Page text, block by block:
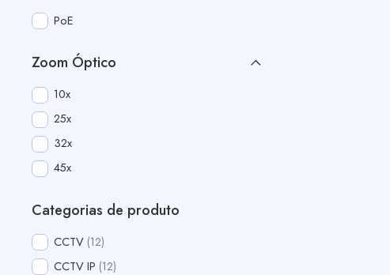
PoE
Zoom Óptico
10x
25x
32x
45x
Categorias de produto
CCTV 12
CCTV IP 12